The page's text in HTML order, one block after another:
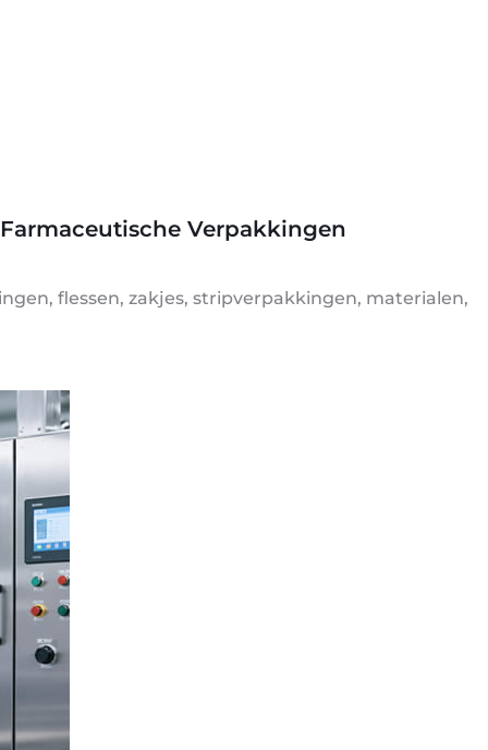
Verpakkingen
flessen, zakjes, stripverpakkingen, materialen,